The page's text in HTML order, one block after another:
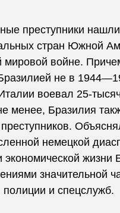
преступники
стран Южной
мировой войне.
не в
воевал 25-
менее, Бразилия
немецкой
экономической жизни
значительной
и спецслужб.